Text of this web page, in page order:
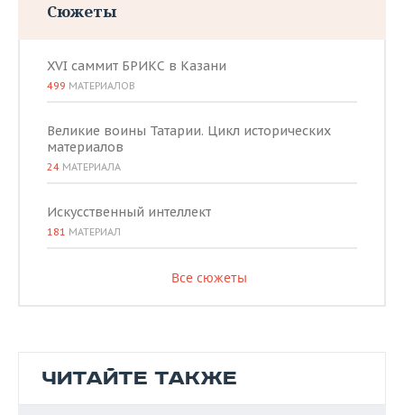
Сюжеты
XVI саммит БРИКС в Казани
499 МАТЕРИАЛОВ
Великие воины Татарии. Цикл исторических
материалов
24 МАТЕРИАЛА
Искусственный интеллект
181 МАТЕРИАЛ
Все сюжеты
ЧИТАЙТЕ ТАКЖЕ